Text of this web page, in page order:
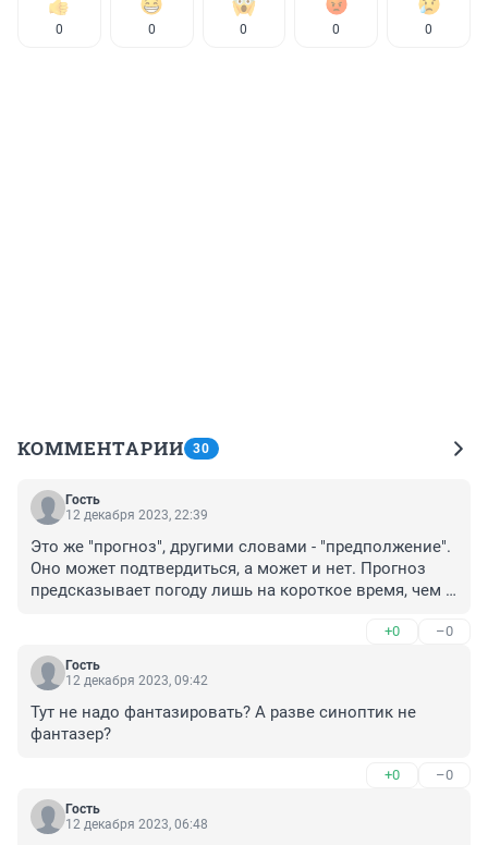
0 0 0 0 0
КОММЕНТАРИИ 30
Гость
12 декабря 2023, 22:39
Это же "прогноз", другими словами - "предполжение".
Оно может подтвердиться, а может и нет. Прогноз
предсказывает погоду лишь на короткое время, чем
+0 –0
Гость
12 декабря 2023, 09:42
Тут не надо фантазировать? А разве синоптик не
фантазер?
+0 –0
Гость
12 декабря 2023, 06:48